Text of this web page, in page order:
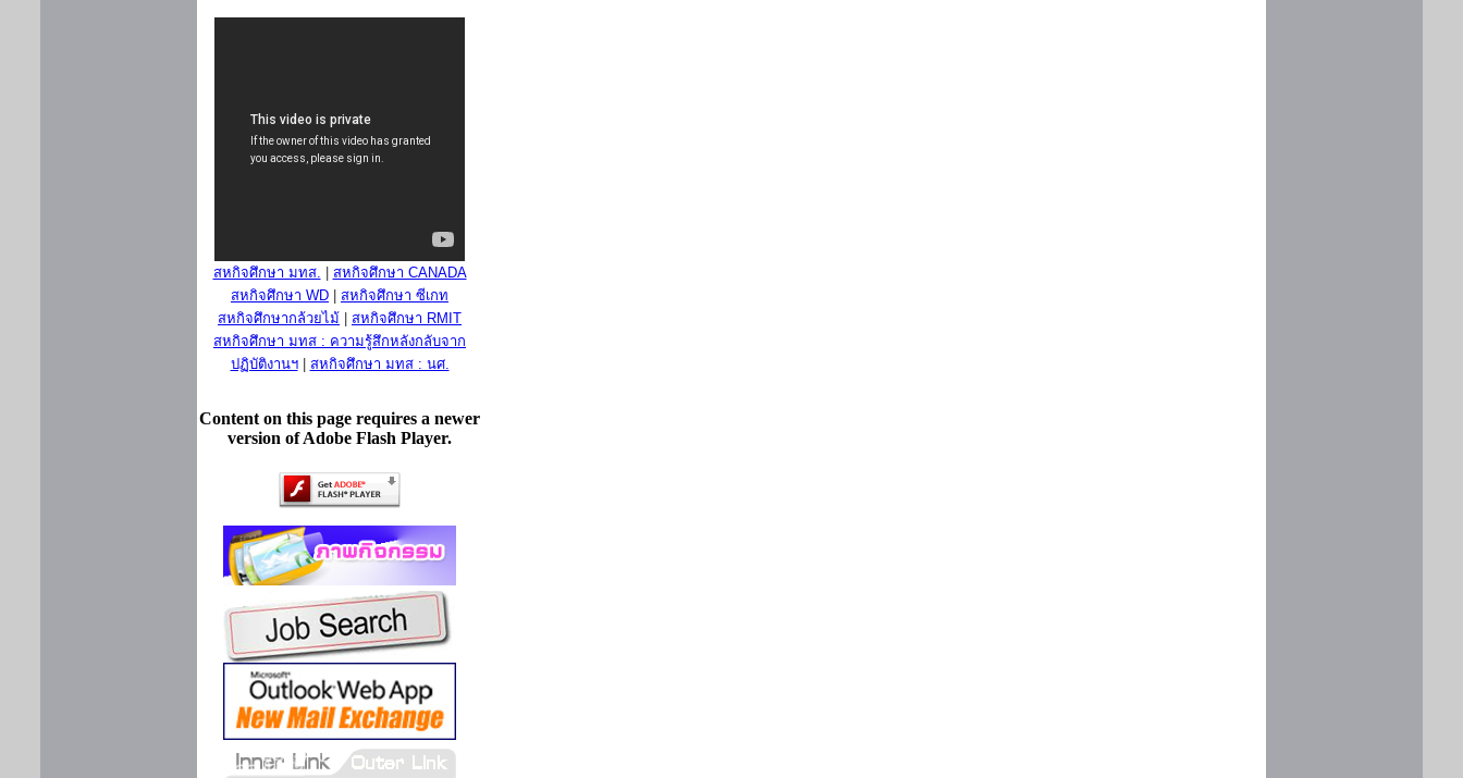
สหกิจศึกษา มทส.
สหกิจศึกษา CANADA
สหกิจศึกษา WD
สหกิจศึกษา ซีเกท
สหกิจศึกษากล้วยไม้
สหกิจศึกษา RMIT
สหกิจศึกษา มทส : ความรู้สึกหลังกลับจาก
ปฏิบัติงานฯ| สหกิจศึกษา มทส : นศ.
Content on this page requires a newer
version of Adobe Flash Player.